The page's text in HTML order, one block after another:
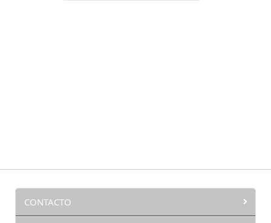
CONTACTO